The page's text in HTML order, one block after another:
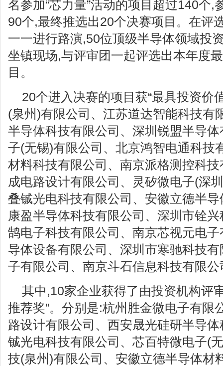
名参加“芯力量”活动的项目超过140个,
90个,最终推选出20个决赛项目。在评
一一进行路演,50位顶级半导体领域投
坐镇现场,与评审团一起评选出本年度
目。
20个进入决赛的项目获“最具投资价
(泉州)有限公司、江苏道达智能科技有
半导体科技有限公司、深圳锐盟半导
子(无锡)有限公司、北京鸿智电通科技
材料科技有限公司、南京派格测控科
成电路设计有限公司、灵矽微电子(深
叠铖光电科技有限公司、安徽立德半
康盈半导体科技有限公司、深圳市铨
鹄电子科技有限公司、南京芯视元电
导体设备有限公司、深圳市寒驰科技
子有限公司、南京斗石信息科技有限公
其中,10家企业获得了由投资机构评
推荐奖”。分别是:杭州胜金微电子有限
路设计有限公司、西安晟光硅研半导
铖光电科技有限公司、芯百特微电子(
技(泉州)有限公司、安徽立德半导体材